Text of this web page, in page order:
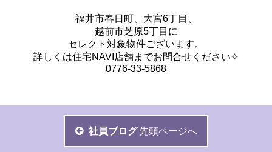
福井市春日町、大宮6丁目、
越前市芝原5丁目に
セレクト対象物件ございます。
詳しくは住宅NAVI店舗までお問合せください✧
0776-33-5868
社員ブログ 先頭ページへ